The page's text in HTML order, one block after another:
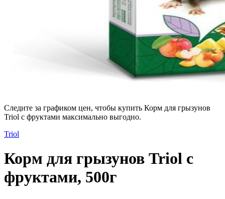
Следите за графиком цен, чтобы купить Корм для грызунов
Triol с фруктами максимально выгодно.
Triol
Корм для грызунов Triol с
фруктами, 500г